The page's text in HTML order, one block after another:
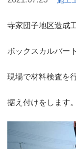
寺家団子地区造成
ボックスカルバー
現場で材料検査を
据え付けをします。